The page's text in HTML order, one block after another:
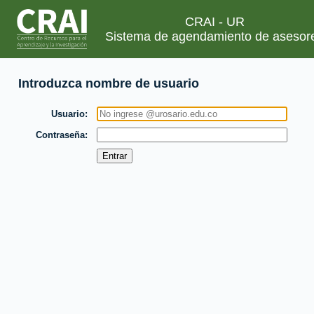
CRAI - UR
Sistema de agendamiento de
Introduzca nombre de usuario
Usuario
Contraseña